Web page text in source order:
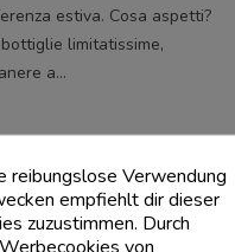
estiva. Cosa aspetti?
limitatissime,
a...
reibungslose Verwendung
empfiehlt dir dieser
zuzustimmen. Durch
von